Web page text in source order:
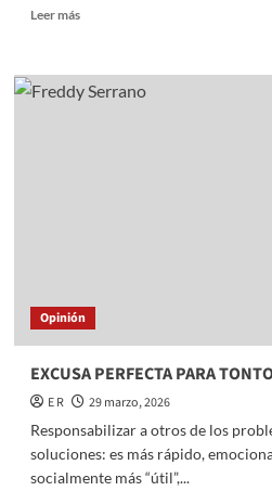
Leer másRead
EXPLORACIÓN
RESPONSABLE
Opinión
EXCUSA PERFECTA PARA
E R
29 marzo, 2026
Responsabilizar a otros de los
soluciones: es más rápido,
socialmente más “útil”,...